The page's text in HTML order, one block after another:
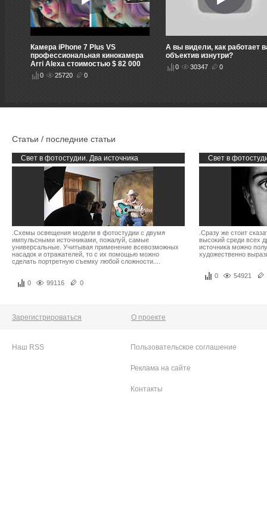
Камера iPhone 7 Plus VS
профессиональная кинокамера
Arri Alexa стоимостью $ 82 000
0 25720 0
А вы видели, как работает
объектив изнутри?
0 30347 0
Статьи / последние статьи
Свет в фотостудии. Два источника
.Схемы освещения модели в фотостудии с двумя
импульсными источниками, пожалуй, самые
универсальные. Учитывая применение всевозможных
насадок и отражателей, то с их помощью можно
сделать портретную съемку любой сложности....
0 99116 0
Свет в
.Сразу же стоит
высокий среди всех
источника можно
художественно
0 54921
Зарегистрироваться О проекте
Наш RSS Пользовательское соглашение
Реклама на сайте
Контакты